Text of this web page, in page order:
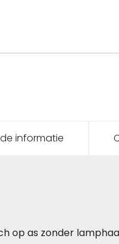
informatie
op as zonder